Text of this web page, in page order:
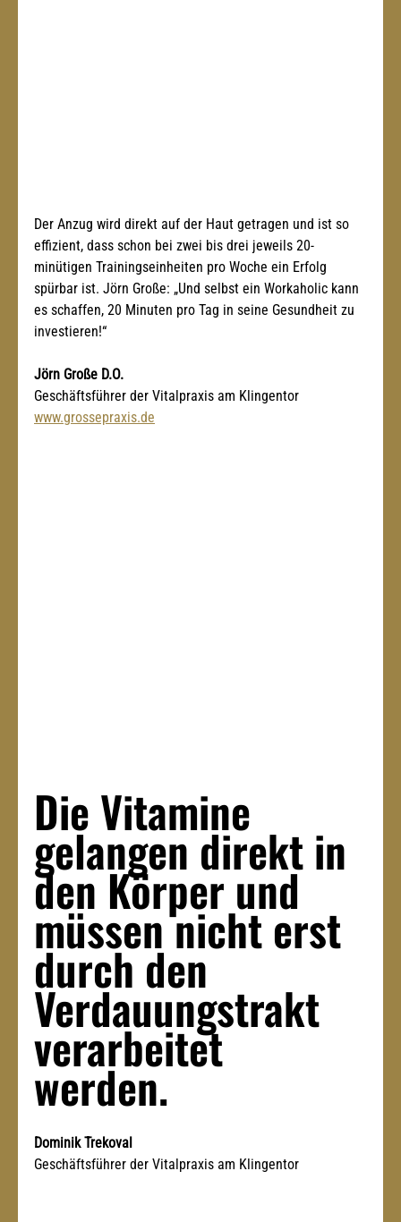
Der Anzug wird direkt auf der Haut getragen und ist so
effizient, dass schon bei zwei bis drei jeweils 20-
minütigen Trainingseinheiten pro Woche ein Erfolg
spürbar ist. Jörn Große: „Und selbst ein Workaholic kann
es schaffen, 20 Minuten pro Tag in seine Gesundheit zu
investieren!“
Jörn Große D.O.
Geschäftsführer der Vitalpraxis am Klingentor
www.grossepraxis.de
Die Vitamine
gelangen direkt in
den Körper und
müssen nicht erst
durch den
Verdauungstrakt
verarbeitet
werden.
Dominik Trekoval
Geschäftsführer der Vitalpraxis am Klingentor